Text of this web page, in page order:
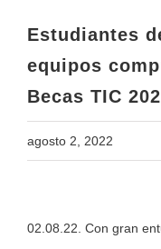
Estudiantes
equipos
Becas TIC
agosto 2, 2022
Larger
02.08.22. Con gran